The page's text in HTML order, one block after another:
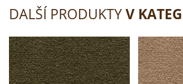
DALŠÍ PRODUKTYV